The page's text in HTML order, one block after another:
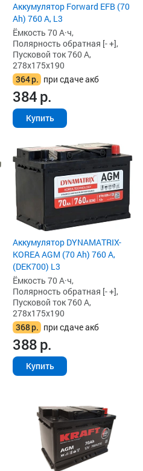
Аккумулятор Forward EFB (70
Ah) 760 А, L3
Ёмкость 70 А·ч,
Полярность обратная [- +],
Пусковой ток 760 А,
278x175x190
364р. при сдаче акб
384р.
Купить
Аккумулятор DYNAMATRIX-
KOREA AGM (70 Ah) 760 А,
(DEK700) L3
Ёмкость 70 А·ч,
Полярность обратная [- +],
Пусковой ток 760 А,
278x175x190
368р. при сдаче акб
388р.
Купить